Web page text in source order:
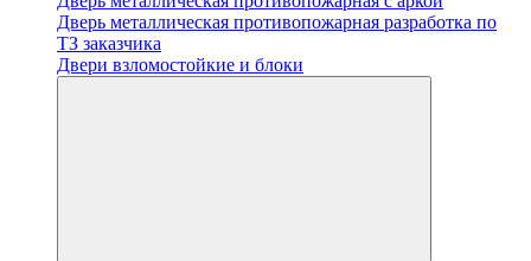
Дверь металлическая противопожарная разработка по
ТЗ заказчика
Двери взломостойкие и блоки